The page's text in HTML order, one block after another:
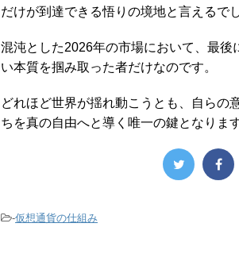
だけが到達できる悟りの境地と言えるで
混沌とした2026年の市場において、最
い本質を掴み取った者だけなのです。
どれほど世界が揺れ動こうとも、自らの
ちを真の自由へと導く唯一の鍵となります
-仮想通貨の仕組み